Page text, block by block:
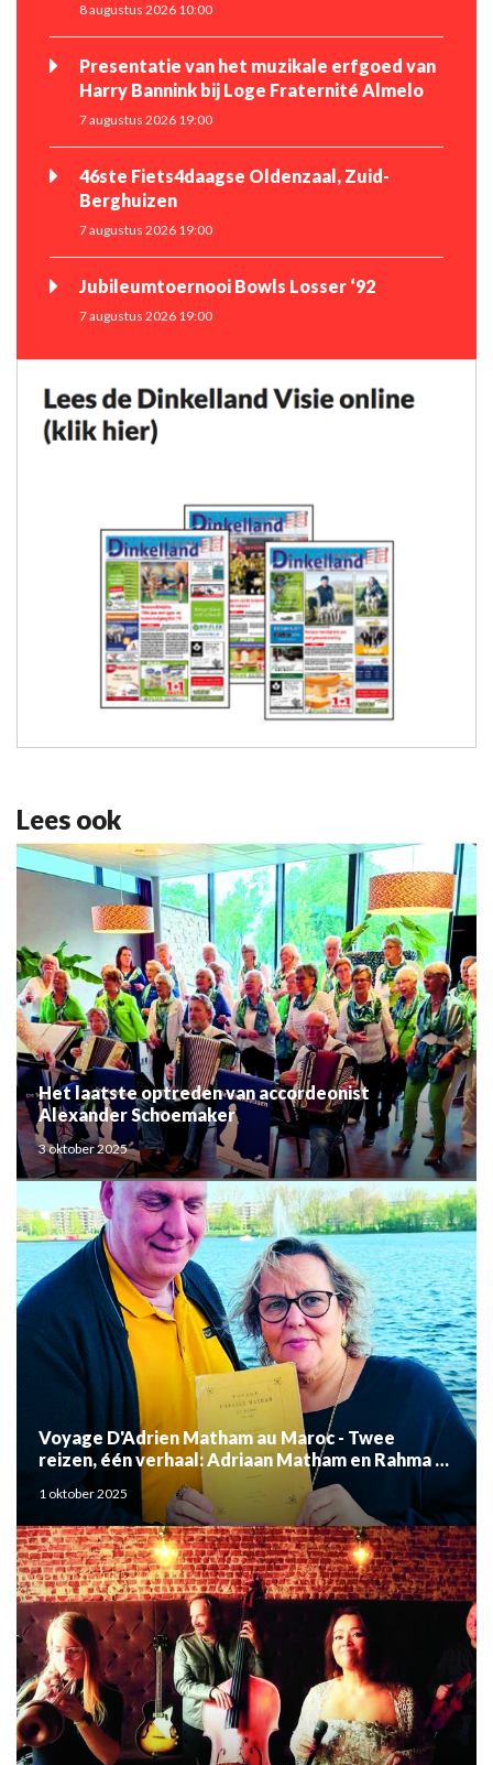
8 augustus 2026 10:00
Presentatie van het muzikale erfgoed van
Harry Bannink bij Loge Fraternité Almelo
7 augustus 2026 19:00
46ste Fiets4daagse Oldenzaal, Zuid-
Berghuizen
7 augustus 2026 19:00
Jubileumtoernooi Bowls Losser ‘92
7 augustus 2026 19:00
Lees ook
Het laatste optreden van accordeonist
Alexander Schoemaker
3 oktober 2025
Voyage D'Adrien Matham au Maroc - Twee
reizen, één verhaal: Adriaan Matham en Rahma el
Mouden
1 oktober 2025